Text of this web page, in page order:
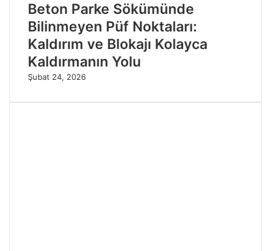
Beton Parke Sökümünde
Bilinmeyen Püf Noktaları:
Kaldırım ve Blokajı Kolayca
Kaldırmanın Yolu
Şubat 24, 2026